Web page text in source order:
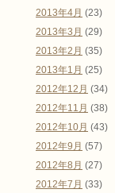
2013年4月 (23)
2013年3月 (29)
2013年2月 (35)
2013年1月 (25)
2012年12月 (34)
2012年11月 (38)
2012年10月 (43)
2012年9月 (57)
2012年8月 (27)
2012年7月 (33)